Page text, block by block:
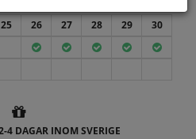
25 26 27 28 29
30
4 DAGAR INOM SVERIGE